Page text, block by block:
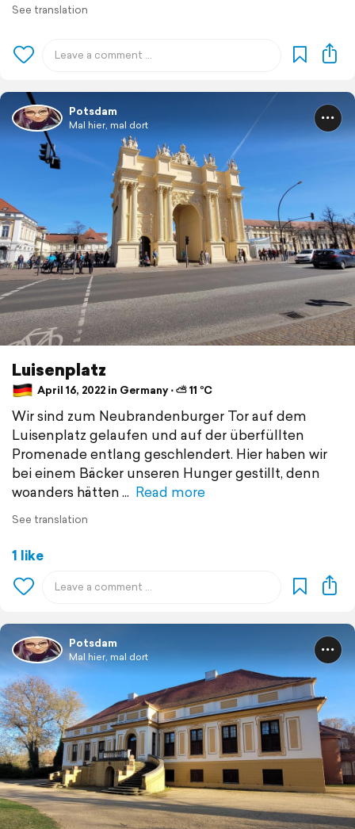
See translation
Potsdam
Mal hier, mal dort
Luisenplatz
April 16, 2022 in Germany ⋅ ⛅ 11 °C
Wir sind zum Neubrandenburger Tor auf dem
Luisenplatz gelaufen und auf der überfüllten
Promenade entlang geschlendert. Hier haben wir
bei einem Bäcker unseren Hunger gestillt, denn
woanders hätten
Read more
See translation
1 like
Potsdam
Mal hier, mal dort